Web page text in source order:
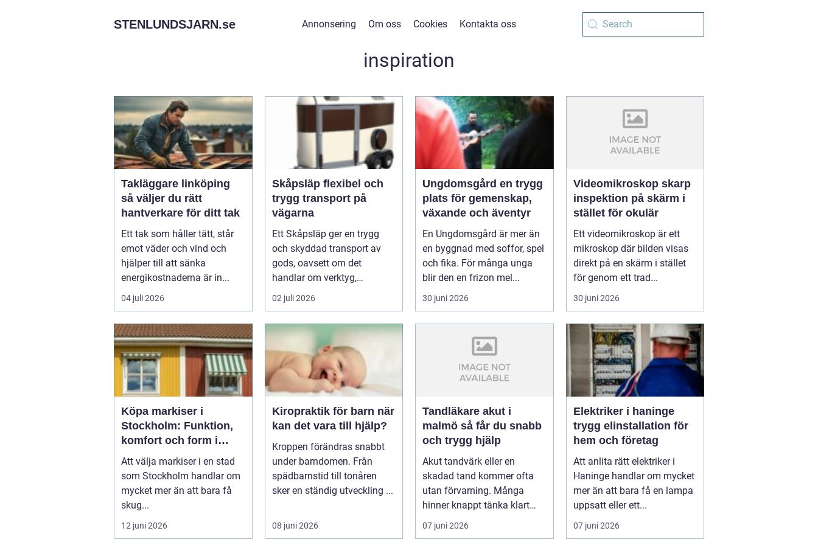
STENLUNDSJARN.se Annonsering Om oss Cookies Kontakta oss
inspiration
Takläggare linköping
så väljer du rätt
hantverkare för ditt tak
Ett tak som håller tätt, står
emot väder och vind och
hjälper till att sänka
energikostnaderna är in...
04 juli 2026
Skåpsläp flexibel och
trygg transport på
vägarna
Ett Skåpsläp ger en trygg
och skyddad transport av
gods, oavsett om det
handlar om verktyg,
byggmate...
02 juli 2026
Ungdomsgård en trygg
plats för gemenskap,
växande och äventyr
En Ungdomsgård är mer än
en byggnad med soffor, spel
och fika. För många unga
blir den en frizon mel...
30 juni 2026
Videomikroskop skarp
inspektion på skärm i
stället för okulär
Ett videomikroskop är ett
mikroskop där bilden visas
direkt på en skärm i stället
för genom ett trad...
30 juni 2026
Köpa markiser i
Stockholm: Funktion,
komfort och form i
samma lösning
Att välja markiser i en stad
som Stockholm handlar om
mycket mer än att bara få
skug...
12 juni 2026
Kiropraktik för barn när
kan det vara till hjälp?
Kroppen förändras snabbt
under barndomen. Från
spädbarnstid till tonåren
sker en ständig utveckling ...
08 juni 2026
Tandläkare akut i
malmö så får du snabb
och trygg hjälp
Akut tandvärk eller en
skadad tand kommer ofta
utan förvarning. Många
hinner knappt tänka klart
inna...
07 juni 2026
Elektriker i haninge
trygg elinstallation för
hem och företag
Att anlita rätt elektriker i
Haninge handlar om mycket
mer än att bara få en lampa
uppsatt eller ett...
07 juni 2026